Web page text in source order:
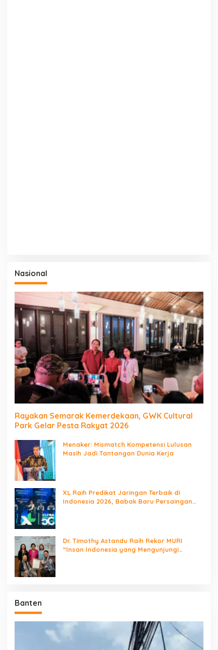
Nasional
Rayakan Semarak Kemerdekaan, GWK Cultural
Park Gelar Pesta Rakyat 2026
Menaker: Mismatch Kompetensi Lulusan
Masih Jadi Tantangan Dunia Kerja
XL Raih Predikat Jaringan Terbaik di
Indonesia 2026, Babak Baru Persaingan
Dr. Timothy Astandu Raih Rekor MURI
“Insan Indonesia yang Mengunjungi
Banten